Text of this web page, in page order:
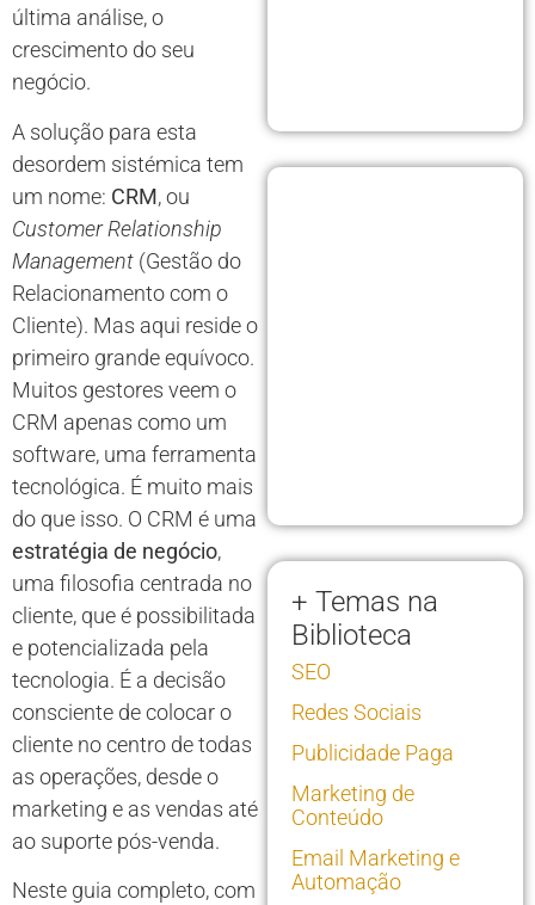
última análise, o
crescimento do seu
negócio.
A solução para esta
desordem sistémica tem
um nome: CRM, ou
Customer Relationship
Management (Gestão do
Relacionamento com o
Cliente). Mas aqui reside o
primeiro grande equívoco.
Muitos gestores veem o
CRM apenas como um
software, uma ferramenta
tecnológica. É muito mais
do que isso. O CRM é uma
estratégia de negócio,
uma filosofia centrada no
cliente, que é possibilitada
e potencializada pela
tecnologia. É a decisão
consciente de colocar o
cliente no centro de todas
as operações, desde o
marketing e as vendas até
ao suporte pós-venda.
Neste guia completo, com
+ Temas na
Biblioteca
SEO
Redes Sociais
Publicidade Paga
Marketing de
Conteúdo
Email Marketing e
Automação